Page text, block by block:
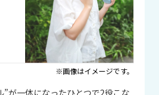
※画像はイメージです。
”が一体になったひとつで2役こな